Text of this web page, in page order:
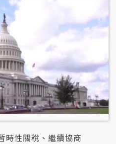
時性關稅、繼續協商